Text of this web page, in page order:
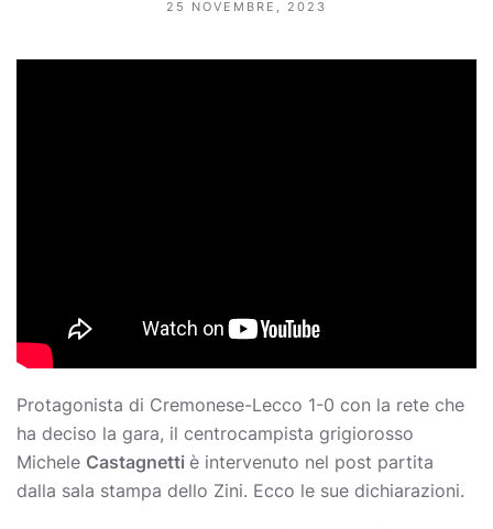
25 NOVEMBRE, 2023
Protagonista di Cremonese-Lecco 1-0 con la rete che
ha deciso la gara, il centrocampista grigiorosso
Michele Castagnetti è intervenuto nel post partita
dalla sala stampa dello Zini. Ecco le sue dichiarazioni.